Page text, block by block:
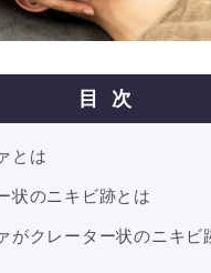
目次
とは
状のニキビ跡とは
がクレーター状のニキビ